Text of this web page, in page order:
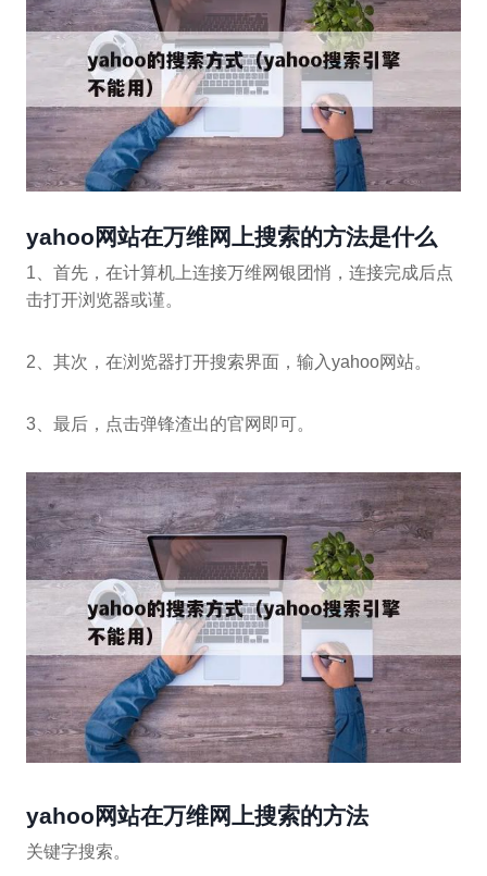
yahoo网站在万维网上搜索的方法是什么
1、首先，在计算机上连接万维网银团悄，连接完成后点
击打开浏览器或谨。
2、其次，在浏览器打开搜索界面，输入yahoo网站。
3、最后，点击弹锋渣出的官网即可。
yahoo网站在万维网上搜索的方法
关键字搜索。